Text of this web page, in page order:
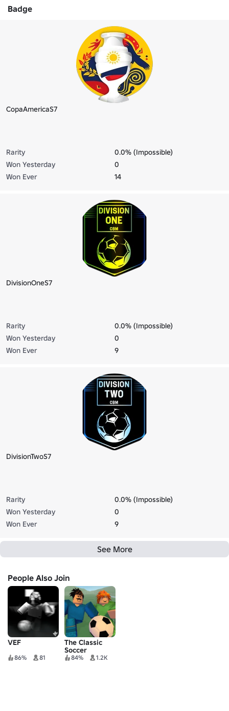
Badge
CopaAmericaS7
Rarity
0.0% (Impossible)
Won Yesterday
0
Won Ever
14
DivisionOneS7
Rarity
0.0% (Impossible)
Won Yesterday
0
Won Ever
9
DivisionTwoS7
Rarity
0.0% (Impossible)
Won Yesterday
0
Won Ever
9
See More
People Also Join
VEF
86% 81
The Classic
Soccer
84% 1.2K